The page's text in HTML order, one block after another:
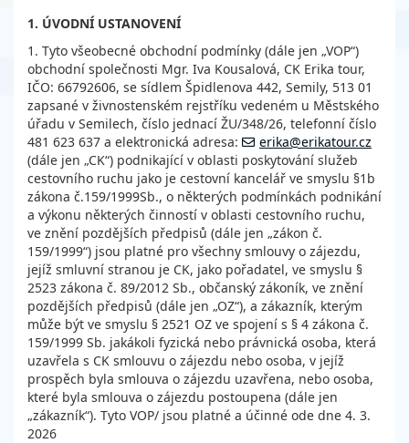
1. ÚVODNÍ USTANOVENÍ
1. Tyto všeobecné obchodní podmínky (dále jen „VOP“)
obchodní společnosti Mgr. Iva Kousalová, CK Erika tour,
IČO: 66792606, se sídlem Špidlenova 442, Semily, 513 01
zapsané v živnostenském rejstříku vedeném u Městského
úřadu v Semilech, číslo jednací ŽU/348/26, telefonní číslo
481 623 637 a elektronická adresa:
erika@erikatour.cz
(dále jen „CK“) podnikající v oblasti poskytování služeb
cestovního ruchu jako je cestovní kancelář ve smyslu §1b
zákona č.159/1999Sb., o některých podmínkách podnikání
a výkonu některých činností v oblasti cestovního ruchu,
ve znění pozdějších předpisů (dále jen „zákon č.
159/1999“) jsou platné pro všechny smlouvy o zájezdu,
jejíž smluvní stranou je CK, jako pořadatel, ve smyslu §
2523 zákona č. 89/2012 Sb., občanský zákoník, ve znění
pozdějších předpisů (dále jen „OZ“), a zákazník, kterým
může být ve smyslu § 2521 OZ ve spojení s § 4 zákona č.
159/1999 Sb. jakákoli fyzická nebo právnická osoba, která
uzavřela s CK smlouvu o zájezdu nebo osoba, v jejíž
prospěch byla smlouva o zájezdu uzavřena, nebo osoba,
které byla smlouva o zájezdu postoupena (dále jen
„zákazník“). Tyto VOP/ jsou platné a účinné ode dne 4. 3.
2026